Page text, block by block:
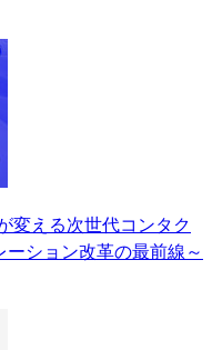
変える次世代コンタク
ション改革の最前線～